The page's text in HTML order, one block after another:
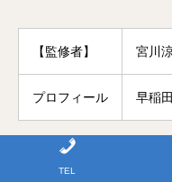
【監修者】 宮川
プロフィール 早稲
TEL